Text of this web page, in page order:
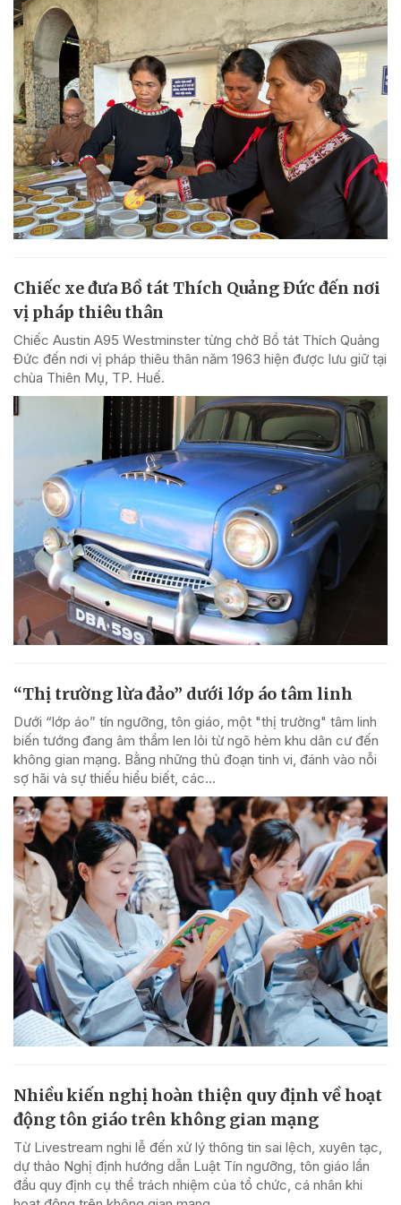
Chiếc xe đưa Bồ tát Thích Quảng Đức đến nơi
vị pháp thiêu thân
Chiếc Austin A95 Westminster từng chở Bồ tát Thích Quảng
Đức đến nơi vị pháp thiêu thân năm 1963 hiện được lưu giữ tại
chùa Thiên Mụ, TP. Huế.
“Thị trường lừa đảo” dưới lớp áo tâm linh
Dưới “lớp áo” tín ngưỡng, tôn giáo, một "thị trường" tâm linh
biến tướng đang âm thầm len lỏi từ ngõ hẻm khu dân cư đến
không gian mạng. Bằng những thủ đoạn tinh vi, đánh vào nỗi
sợ hãi và sự thiếu hiểu biết, các...
Nhiều kiến nghị hoàn thiện quy định về hoạt
động tôn giáo trên không gian mạng
Từ Livestream nghi lễ đến xử lý thông tin sai lệch, xuyên tạc,
dự thảo Nghị định hướng dẫn Luật Tín ngưỡng, tôn giáo lần
đầu quy định cụ thể trách nhiệm của tổ chức, cá nhân khi